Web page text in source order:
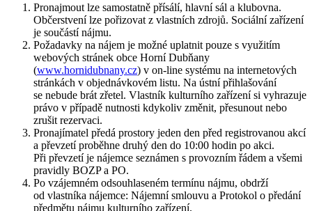
Pronajmout lze samostatně přísálí, hlavní sál a klubovna.
Občerstvení lze pořizovat z vlastních zdrojů. Sociální zařízení
je součástí nájmu.
Požadavky na nájem je možné uplatnit pouze s využitím
webových stránek obce Horní Dubňany
(www.hornidubnany.cz) v on-line systému na internetových
stránkách v objednávkovém listu. Na ústní přihlašování
se nebude brát zřetel. Vlastník kulturního zařízení si vyhrazuje
právo v případě nutnosti kdykoliv změnit, přesunout nebo
zrušit rezervaci.
Pronajímatel předá prostory jeden den před registrovanou akcí
a převzetí proběhne druhý den do 10:00 hodin po akci.
Při převzetí je nájemce seznámen s provozním řádem a všemi
pravidly BOZP a PO.
Po vzájemném odsouhlaseném termínu nájmu, obdrží
od vlastníka nájemce: Nájemní smlouvu a Protokol o předání
předmětu nájmu kulturního zařízení.